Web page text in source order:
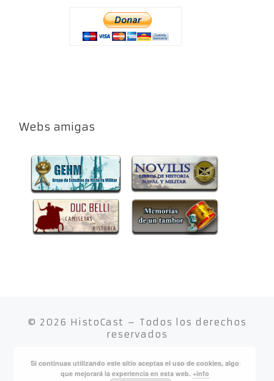
Webs amigas
© 2026 HistoCast – Todos los derechos
reservados
Funciona conWP– Diseñado con elTema Customizr
Si continuas utilizando este sitio aceptas el uso de cookies, algo
que mejorará la experiencia en esta web. +info